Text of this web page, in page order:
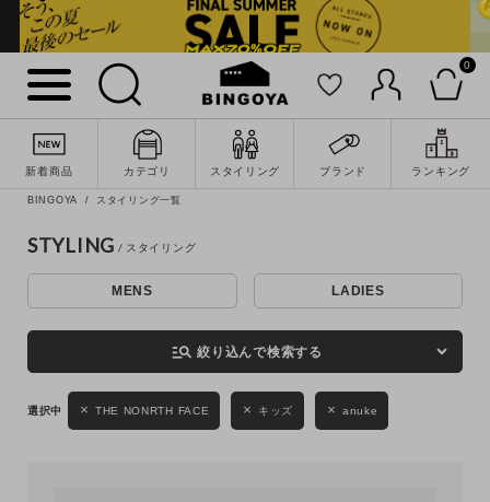
0
新着商品 カテゴリ スタイリング ブランド ランキング
詳細検索
LADIES
BINGOYA スタイリング一覧
STYLING
MENS LADIES
manage_search 絞り込んで検索する
THE NONRTH FACE キッズ anuke